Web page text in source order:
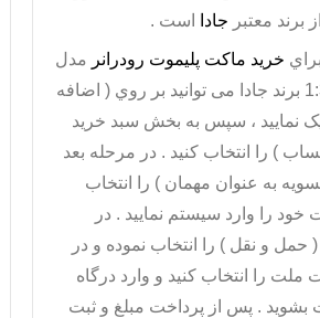
معتبر جادا است .
خريد ماکت پلیموت رودرانر مدل
1970 مقیاس 1:32 برند جادا می توانيد بر روي ( اضافه
نماييد ، سپس به بخش سبد خريد
) را انتخاب کنيد . در مرحله بعد
به عنوان مهمان ) را انتخاب
را وارد سيستم نماييد . در
و نقل ) را انتخاب نموده و در
ملت را انتخاب کنيد و وارد درگاه
بشويد . پس از پرداخت مبلغ و ثبت